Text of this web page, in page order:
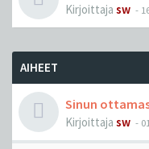
Kirjoittaja sw -
AIHEET
Sinun
Kirjoittaja sw -